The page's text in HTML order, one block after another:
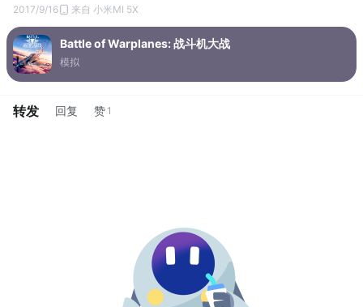
2017/9/16 来自 小米MI 5X
Battle of Warplanes: 战斗机大战
模拟
转发 回复 赞 1